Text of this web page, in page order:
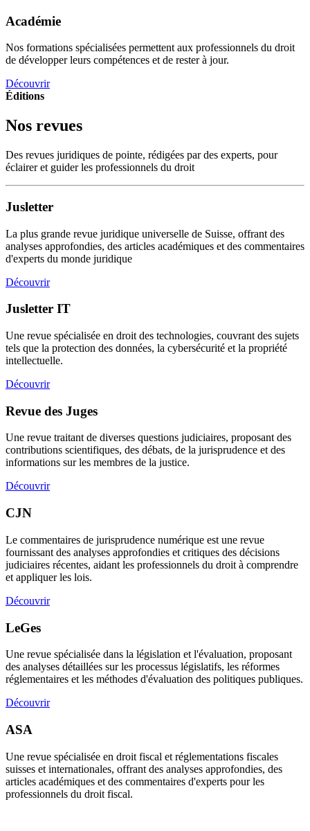
Académie
Nos formations spécialisées permettent aux professionnels du droit
de développer leurs compétences et de rester à jour.
Découvrir
Éditions
Nos revues
Des revues juridiques de pointe, rédigées par des experts, pour
éclairer et guider les professionnels du droit
Jusletter
La plus grande revue juridique universelle de Suisse, offrant des
analyses approfondies, des articles académiques et des commentaires
d'experts du monde juridique
Découvrir
Jusletter IT
Une revue spécialisée en droit des technologies, couvrant des sujets
tels que la protection des données, la cybersécurité et la propriété
intellectuelle.
Découvrir
Revue des Juges
Une revue traitant de diverses questions judiciaires, proposant des
contributions scientifiques, des débats, de la jurisprudence et des
informations sur les membres de la justice.
Découvrir
CJN
Le commentaires de jurisprudence numérique est une revue
fournissant des analyses approfondies et critiques des décisions
judiciaires récentes, aidant les professionnels du droit à comprendre
et appliquer les lois.
Découvrir
LeGes
Une revue spécialisée dans la législation et l'évaluation, proposant
des analyses détaillées sur les processus législatifs, les réformes
réglementaires et les méthodes d'évaluation des politiques publiques.
Découvrir
ASA
Une revue spécialisée en droit fiscal et réglementations fiscales
suisses et internationales, offrant des analyses approfondies, des
articles académiques et des commentaires d'experts pour les
professionnels du droit fiscal.